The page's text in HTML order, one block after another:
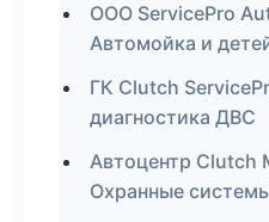
ООО ServicePro
Автомойка и
ГК Clutch
диагностика ДВС
Автоцентр
Охранные